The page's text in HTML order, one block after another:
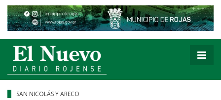
SAN NICOLÁS Y ARECO